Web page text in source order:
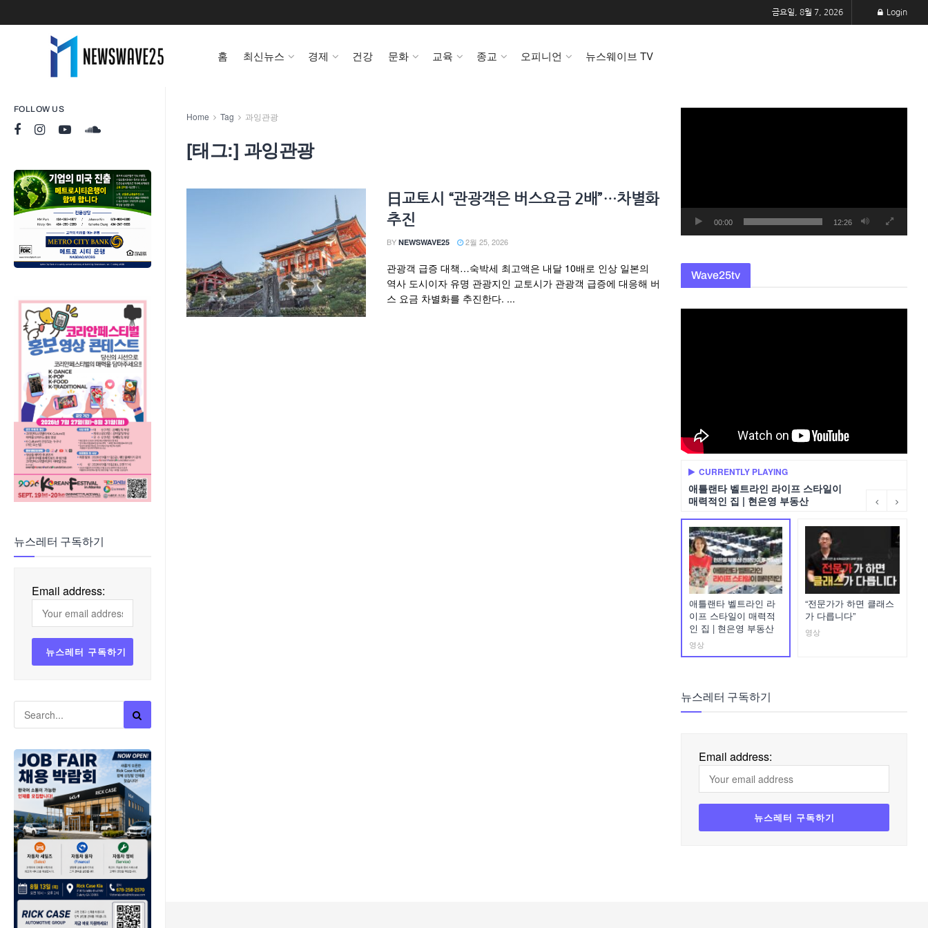
FOLLOW US
뉴스레터 구독하기
Email address:
금요일, 8월 7, 2026 Login
홈 최신뉴스 경제 건강 문화 교육 종교 오피니언 뉴스웨이브 TV
Home Tag 과잉관광
[태그:] 과잉관광
日교토시 “관광객은 버스요금 2배”…차별화
추진
BY NEWSWAVE25 2월 25, 2026
관광객 급증 대책…숙박세 최고액은 내달 10배로 인상 일본의
역사 도시이자 유명 관광지인 교토시가 관광객 급증에 대응해 버
스 요금 차별화를 추진한다. ...
00:00 12:26
Wave25tv
CURRENTLY PLAYING
애틀랜타 벨트라인 라이프 스타일이
매력적인 집 | 현은영 부동산
애틀랜타 벨트라인 라
이프 스타일이 매력적
인 집 | 현은영 부동산
영상
“전문가가 하면 클래스
가 다릅니다”
영상
뉴스레터 구독하기
Email address: